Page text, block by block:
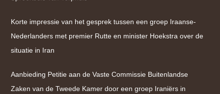
Korte impressie van het gesprek tussen een groep Iraanse-
Nederlanders met premier Rutte en minister Hoekstra over de
situatie in Iran
Aanbieding Petitie aan de Vaste Commissie Buitenlandse
Zaken van de Tweede Kamer door een groep Iraniërs in